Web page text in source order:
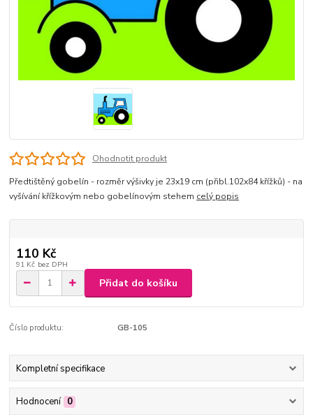
Ohodnotit produkt
Předtištěný gobelín - rozměr výšivky je 23x19 cm (přibl.102x84 křížků) - na
vyšívání křížkovým nebo gobelínovým stehem celý popis
110 Kč
91 Kč bez DPH
Přidat do košíku
Číslo produktu: GB-105
Kompletní specifikace
Hodnocení 0